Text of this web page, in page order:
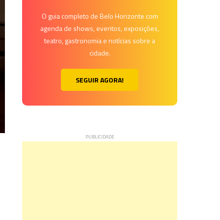
O guia completo de Belo Horizonte com
agenda de shows, eventos, exposições,
teatro, gastronomia e notícias sobre a
cidade.
SEGUIR AGORA!